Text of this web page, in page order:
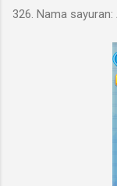
326. Nama sayuran: